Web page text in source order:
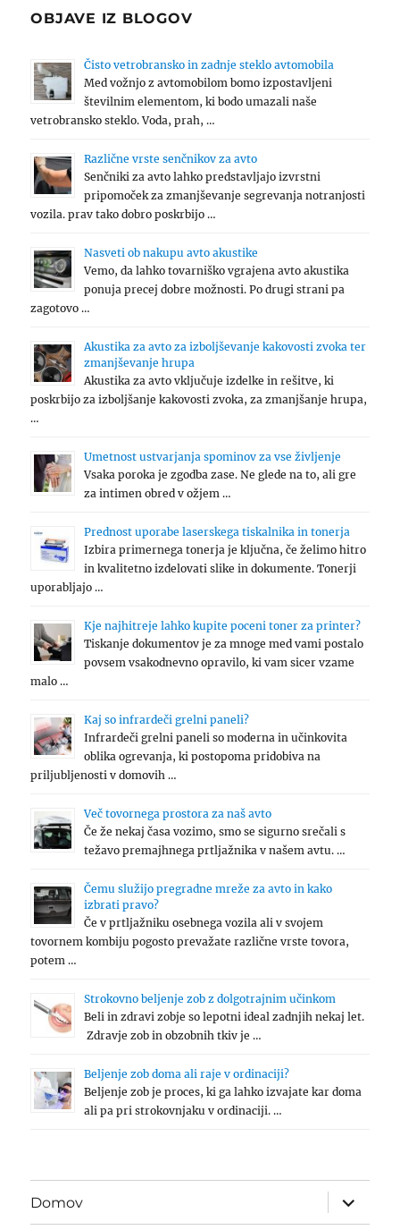
OBJAVE IZ BLOGOV
Čisto vetrobransko in zadnje steklo avtomobila
Med vožnjo z avtomobilom bomo izpostavljeni
številnim elementom, ki bodo umazali naše
vetrobransko steklo. Voda, prah, …
Različne vrste senčnikov za avto
Senčniki za avto lahko predstavljajo izvrstni
pripomoček za zmanjševanje segrevanja notranjosti
vozila. prav tako dobro poskrbijo …
Nasveti ob nakupu avto akustike
Vemo, da lahko tovarniško vgrajena avto akustika
ponuja precej dobre možnosti. Po drugi strani pa
zagotovo …
Akustika za avto za izboljševanje kakovosti zvoka ter
zmanjševanje hrupa
Akustika za avto vključuje izdelke in rešitve, ki
poskrbijo za izboljšanje kakovosti zvoka, za zmanjšanje hrupa,
…
Umetnost ustvarjanja spominov za vse življenje
Vsaka poroka je zgodba zase. Ne glede na to, ali gre
za intimen obred v ožjem …
Prednost uporabe laserskega tiskalnika in tonerja
Izbira primernega tonerja je ključna, če želimo hitro
in kvalitetno izdelovati slike in dokumente. Tonerji
uporabljajo …
Kje najhitreje lahko kupite poceni toner za printer?
Tiskanje dokumentov je za mnoge med vami postalo
povsem vsakodnevno opravilo, ki vam sicer vzame
malo …
Kaj so infrardeči grelni paneli?
Infrardeči grelni paneli so moderna in učinkovita
oblika ogrevanja, ki postopoma pridobiva na
priljubljenosti v domovih …
Več tovornega prostora za naš avto
Če že nekaj časa vozimo, smo se sigurno srečali s
težavo premajhnega prtljažnika v našem avtu. …
Čemu služijo pregradne mreže za avto in kako
izbrati pravo?
Če v prtljažniku osebnega vozila ali v svojem
tovornem kombiju pogosto prevažate različne vrste tovora,
potem …
Strokovno beljenje zob z dolgotrajnim učinkom
Beli in zdravi zobje so lepotni ideal zadnjih nekaj let.
Zdravje zob in obzobnih tkiv je …
Beljenje zob doma ali raje v ordinaciji?
Beljenje zob je proces, ki ga lahko izvajate kar doma
ali pa pri strokovnjaku v ordinaciji. …
Domov
expand
child
menu